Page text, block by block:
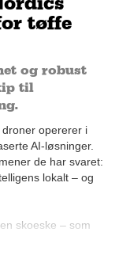
tøffe
og robust
til
opererer i
AI-løsninger.
de har svaret:
lokalt – og
skoeske – som